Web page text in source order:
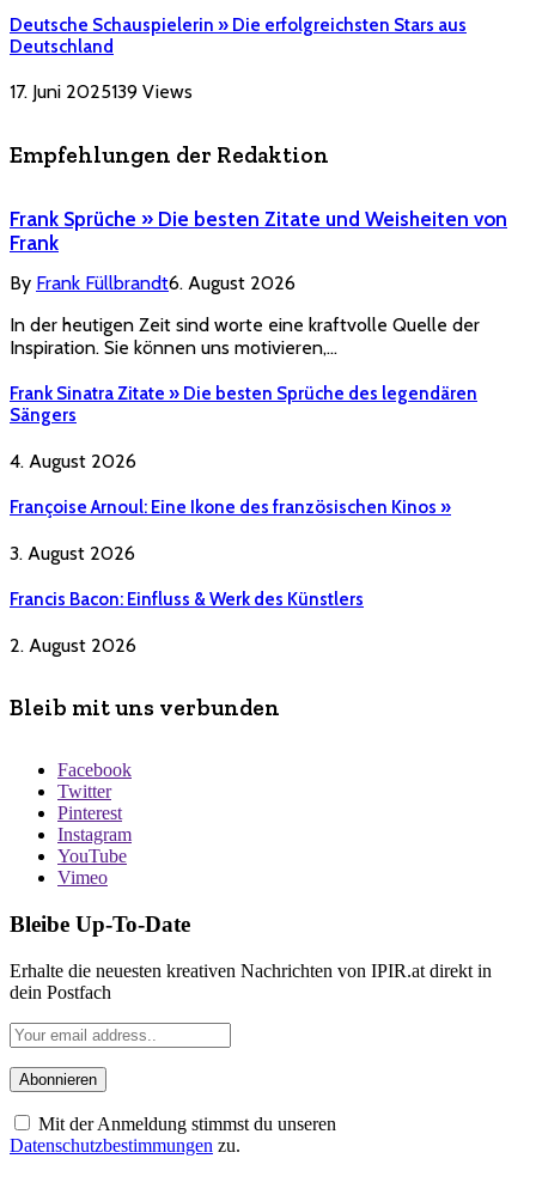
Deutsche Schauspielerin » Die erfolgreichsten Stars aus
Deutschland
17. Juni 2025139 Views
Empfehlungen der Redaktion
Frank Sprüche » Die besten Zitate und Weisheiten von
Frank
By Frank Füllbrandt6. August 2026
In der heutigen Zeit sind worte eine kraftvolle Quelle der
Inspiration. Sie können uns motivieren,…
Frank Sinatra Zitate » Die besten Sprüche des legendären
Sängers
4. August 2026
Françoise Arnoul: Eine Ikone des französischen Kinos »
3. August 2026
Francis Bacon: Einfluss & Werk des Künstlers
2. August 2026
Bleib mit uns verbunden
Facebook
Twitter
Pinterest
Instagram
YouTube
Vimeo
Bleibe Up-To-Date
Erhalte die neuesten kreativen Nachrichten von IPIR.at direkt in
dein Postfach
Mit der Anmeldung stimmst du unseren
Datenschutzbestimmungen zu.